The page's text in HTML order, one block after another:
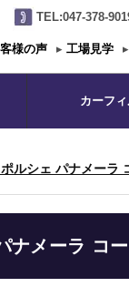
TEL:047-378-
様の声 ▸ 工場見学 ▸
カーフ
ポルシェ パナメーラ
ナメーラ コ